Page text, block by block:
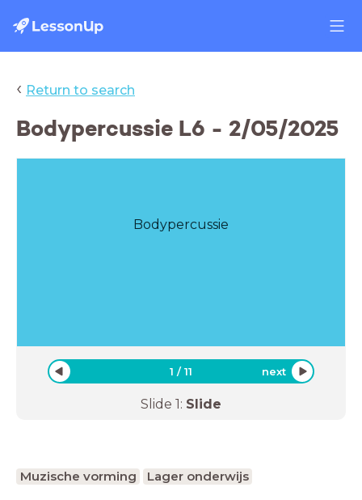
‹ Return to search
Bodypercussie L6 - 2/05/2025
Bodypercussie
1 /11 next
Slide 1: Slide
Muzische vorming Lager onderwijs